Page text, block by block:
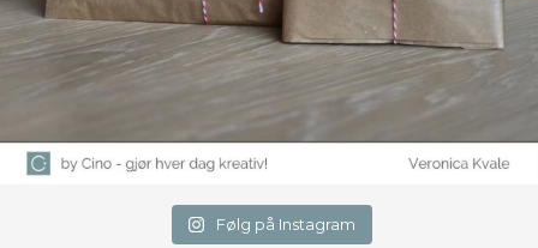
Følg på Instagram